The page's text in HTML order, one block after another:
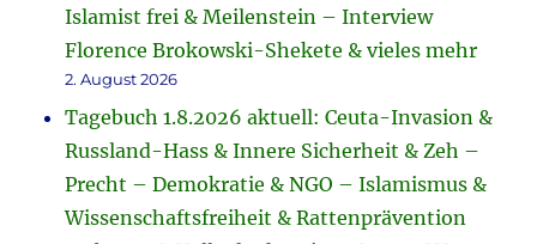
Islamist frei & Meilenstein – Interview
Florence Brokowski-Shekete & vieles mehr
2. August 2026
Tagebuch 1.8.2026 aktuell: Ceuta-Invasion &
Russland-Hass & Innere Sicherheit & Zeh –
Precht – Demokratie & NGO – Islamismus &
Wissenschaftsfreiheit & Rattenprävention